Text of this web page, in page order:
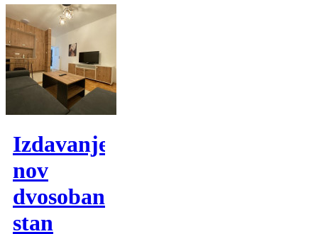
Izdavanje,
nov
dvosoban
stan